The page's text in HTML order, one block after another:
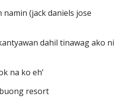
(jack daniels jose
dahil tinawag ako ni
na ko eh’
resort